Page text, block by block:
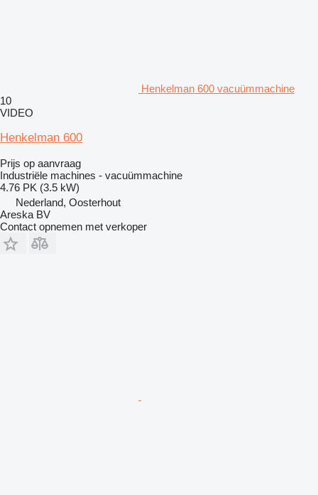
Henkelman 600 vacuümmachine
10
VIDEO
Henkelman 600
Prijs op aanvraag
Industriële machines - vacuümmachine
4.76 PK (3.5 kW)
Nederland, Oosterhout
Areska BV
Contact opnemen met verkoper